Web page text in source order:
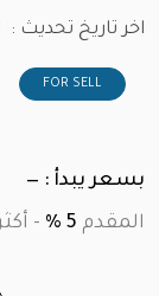
اخر تاريخ تحديث :
FOR SELL
بسعر يبدأ : —
المقدم 5 %
-